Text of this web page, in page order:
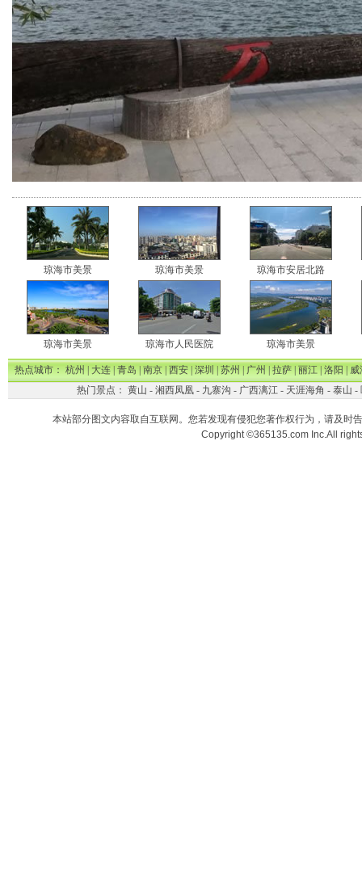
琼海市美景 琼海市美景 琼海市安居北路
琼海市美景 琼海市人民医院 琼海市美景
热点城市：杭州|大连|青岛|南京|西安|深圳|苏州|广州|拉萨|丽江|洛阳|威
热门景点： 黄山 - 湘西凤凰- 九寨沟 - 广西漓江- 天涯海角 - 泰山 -
本站部分图文内容取自互联网。您若发现有侵犯您著作权行为，请及时
Copyright ©365135.com Inc.All